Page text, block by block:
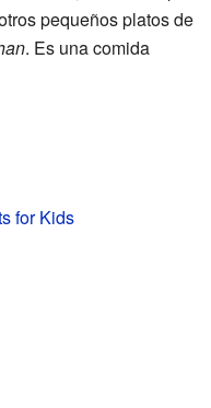
pequeños platos de
. Es una comida
for Kids